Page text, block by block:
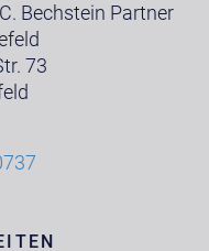
Bechstein Partner
73